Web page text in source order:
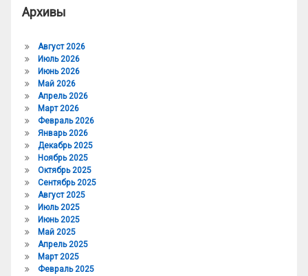
Архивы
Август 2026
Июль 2026
Июнь 2026
Май 2026
Апрель 2026
Март 2026
Февраль 2026
Январь 2026
Декабрь 2025
Ноябрь 2025
Октябрь 2025
Сентябрь 2025
Август 2025
Июль 2025
Июнь 2025
Май 2025
Апрель 2025
Март 2025
Февраль 2025